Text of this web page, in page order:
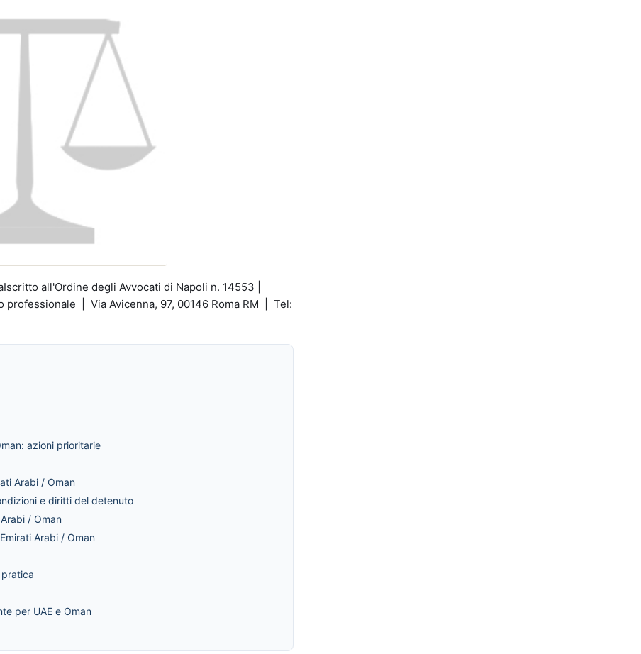
all'Ordine degli Avvocati di Napoli n. 14553 |
professionale | Via Avicenna, 97, 00146 Roma RM | Tel:
azioni prioritarie
Arabi / Oman
e diritti del detenuto
/ Oman
Arabi / Oman
per UAE e Oman